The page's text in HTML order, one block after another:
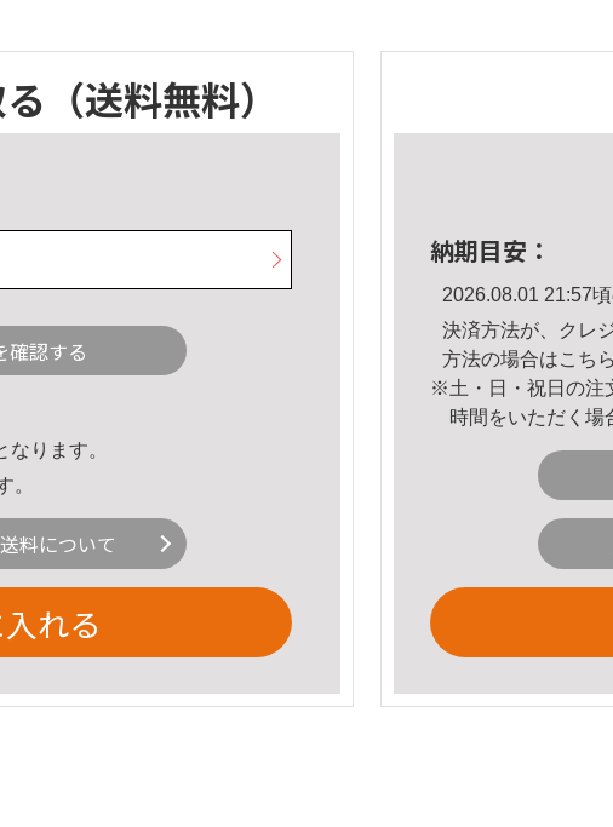
（送料無料）
確認する
ります。
。
料について
れる
納期目安：
2026.08.01 21:57
決済方法が、クレ
方法の場合はこちら
※土・日・祝日の注
時間をいただく場